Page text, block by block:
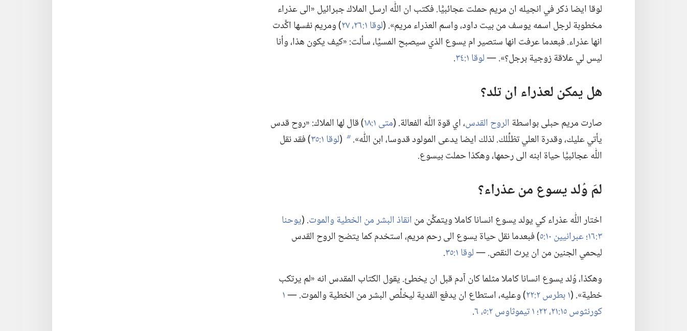
لوقا ايضا ذكر في انجيله ان مريم حملت عجائبيًّا.‏ فكتب ان اللّٰه ارسل الملاك جبرائيل «الى عذراء
مخطوبة لرجل اسمه يوسف من بيت داود،‏ واسم العذراء مريم».‏ (‏لوقا ١:‏٢٦،‏ ٢٧
‏)‏ ومريم نفسها اكَّدت
انها عذراء.‏ فبعدما عرفت انها ستصير ام يسوع الذي سيصبح المسيَّا،‏ سألت:‏ «كيف يكون هذا،‏ وأنا
ليس لي علاقة زوجية برجل؟‏».‏ —‏لوقا ١:‏٣٤ ‏.‏
هل يمكن لعذراء ان تلد؟‏
صارت مريم حبلى بواسطةالروح القدس‏،‏ اي قوة اللّٰه الفعالة.‏ (‏متى ١:‏١٨
‏)‏ قال لها الملاك:‏ «روح قدس
يأتي عليك،‏ وقدرة العلي تظلِّلك.‏ لذلك ايضا يدعى المولود قدوسا،‏ ابن اللّٰه».‏ b
(‏لوقا ١:‏٣٥
‏)‏ فقد نقل
اللّٰه عجائبيًّا حياة ابنه الى رحمها،‏ وهكذا حملت بيسوع.‏
لمَ وُلد يسوع من عذراء؟‏
اختار اللّٰه عذراء كي يولد يسوع انسانا كاملا ويتمكَّن منانقاذ البشر من الخطية والموت‏.‏ (‏يوحنا
٣:‏١٦؛‏
عبرانيين ١٠:‏٥
‏)‏ فبعدما نقل حياة يسوع الى رحم مريم،‏ استخدم كما يتضح الروح القدس
ليحمي الجنين من ان يرث النقص.‏ —‏لوقا ١:‏٣٥
‏.‏
وهكذا،‏ وُلد يسوع انسانا كاملا مثلما كان آدم قبل ان يخطئ.‏ يقول الكتاب المقدس انه «لم يرتكب
خطية».‏ (‏١ بطرس ٢:‏٢٢ ‏)‏ وعليه،‏ استطاع ان يدفع الفدية ليخلِّص البشر من الخطية والموت.‏ —‏١
كورنثوس ١٥:‏٢١،‏ ٢٢؛‏
‏.‏